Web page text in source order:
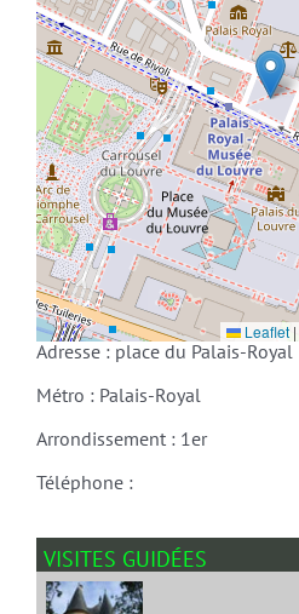
Leaflet |
Adresse : place du Palais-Royal
Métro : Palais-Royal
Arrondissement : 1er
Téléphone :
VISITES GUIDÉES